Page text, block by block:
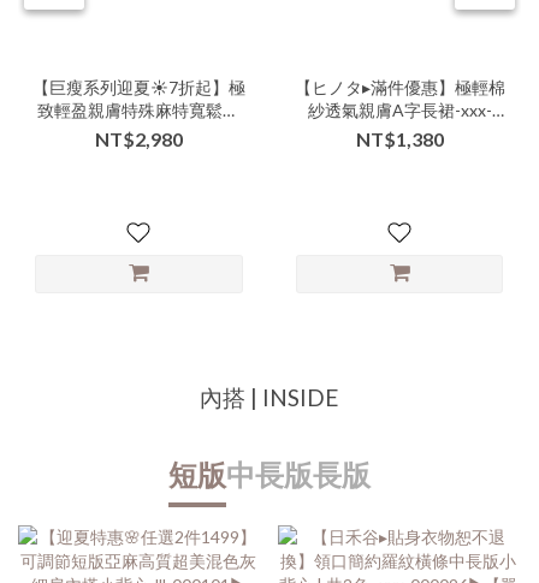
【巨瘦系列迎夏☀️7折起】極
致輕盈親膚特殊麻特寬鬆版
型修身裙褲-xxx-000132▶
NT$2,980
【ヒノタ▸滿件優惠】極輕棉
紗透氣親膚A字長裙-xxx-
306507▶
NT$1,380
內搭 | INSIDE
短版中長版長版